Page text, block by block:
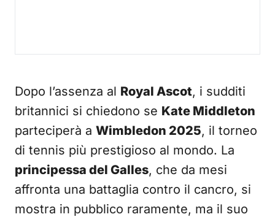
Dopo l’assenza al Royal Ascot, i sudditi
britannici si chiedono se Kate Middleton
parteciperà a Wimbledon 2025, il torneo
di tennis più prestigioso al mondo. La
principessa del Galles, che da mesi
affronta una battaglia contro il cancro, si
mostra in pubblico raramente, ma il suo